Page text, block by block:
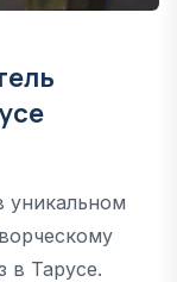
в Тарусе.